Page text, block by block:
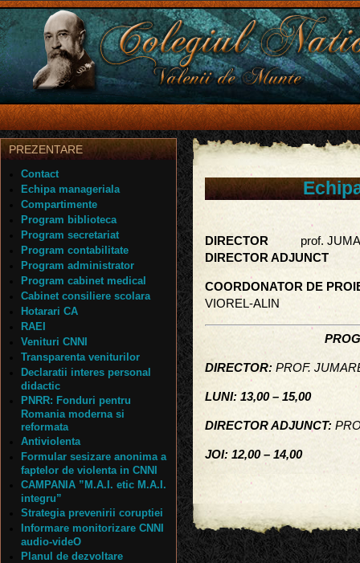
DIRECTOR prof.
DIRECTOR
COORDONATOR DE
VIOREL-ALIN
DIRECTOR: PROF.
LUNI: 13,00 – 15,00
DIRECTOR ADJUNCT:
JOI: 12,00 – 14,00
PREZENTARE
Contact
Echipa manageriala
Compartimente
Program biblioteca
Program secretariat
Program contabilitate
Program administrator
Program cabinet medical
Cabinet consiliere scolara
Hotarari CA
RAEI
Venituri CNNI
Transparenta veniturilor
Declaratii interes personal
didactic
PNRR: Fonduri pentru
Romania moderna si
reformata
Antiviolenta
Formular sesizare anonima a
faptelor de violenta in CNNI
CAMPANIA ”M.A.I. etic M.A.I.
integru”
Strategia prevenirii coruptiei
Informare monitorizare CNNI
audio-videO
Planul de dezvoltare